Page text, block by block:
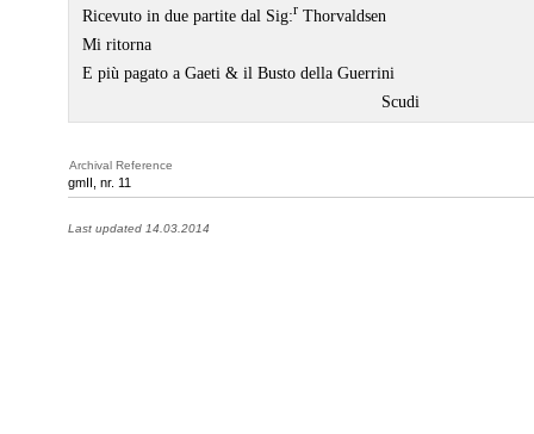
Ricevuto in due partite dal Sig:r Thorvaldsen
Mi ritorna
E più pagato a Gaeti & il Busto della Guerrini
Scudi
Archival Reference
gmII, nr. 11
Last updated 14.03.2014